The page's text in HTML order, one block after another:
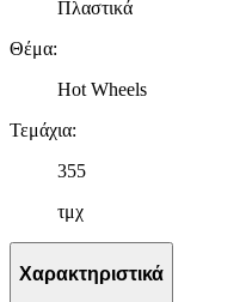
Πλαστικά
Θέμα:
Hot Wheels
Τεμάχια:
355
τμχ
Χαρακτηριστικά